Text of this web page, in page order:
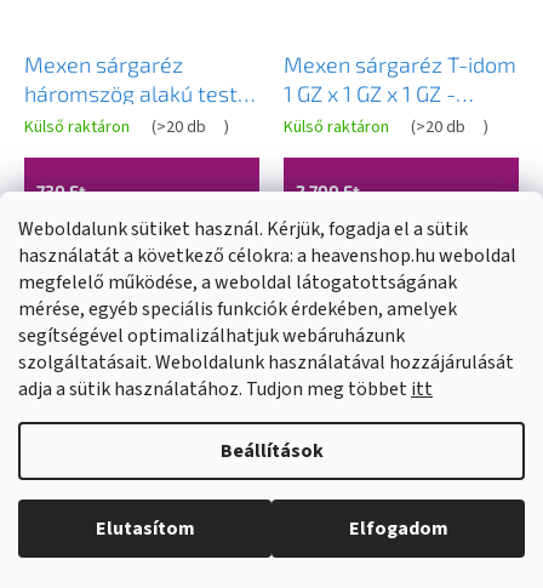
Weboldalunk sütiket használ. Kérjük, fogadja el a sütik
használatát a következő célokra: a heavenshop.hu weboldal
megfelelő működése, a weboldal látogatottságának
mérése, egyéb speciális funkciók érdekében, amelyek
segítségével optimalizálhatjuk webáruházunk
szolgáltatásait. Weboldalunk használatával hozzájárulását
adja a sütik használatához. Tudjon meg többetitt
Beállítások
Elutasítom Elfogadom
Mexen sárgaréz
háromszög alakú test
1/2 GW x 1/2 GW x 1/2
GW - W97403-121212
Külső raktáron (>20 db )
730 Ft
KOSÁRBA
Mexen sárgaréz T-idom
1 GZ x 1 GZ x 1 GZ -
W97411-101010
Külső raktáron (>20 db )
2 700 Ft
KOSÁRBA